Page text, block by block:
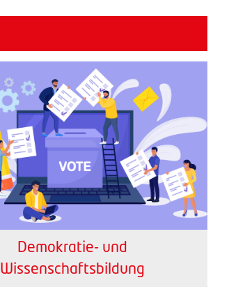
Demokratie- und
Wissenschaftsbildung